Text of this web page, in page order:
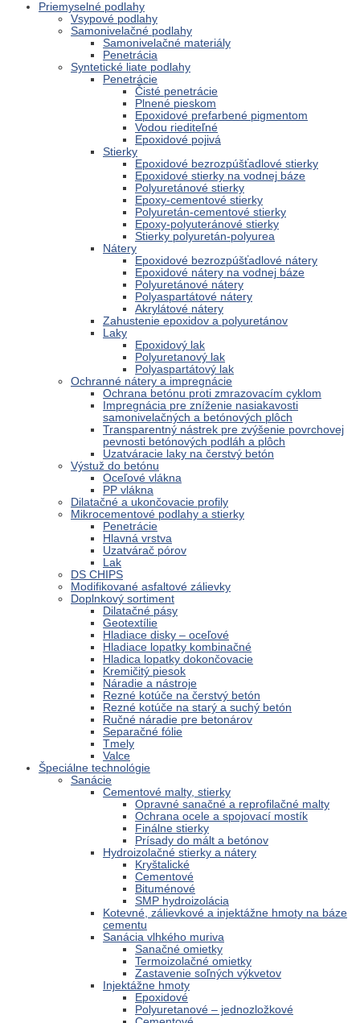
Priemyselné podlahy
Vsypové podlahy
Samonivelačné podlahy
Samonivelačné materiály
Penetrácia
Syntetické liate podlahy
Penetrácie
Čisté penetrácie
Plnené pieskom
Epoxidové prefarbené pigmentom
Vodou riediteľné
Epoxidové pojivá
Stierky
Epoxidové bezrozpúšťadlové stierky
Epoxidové stierky na vodnej báze
Polyuretánové stierky
Epoxy-cementové stierky
Polyuretán-cementové stierky
Epoxy-polyuteránové stierky
Stierky polyuretán-polyurea
Nátery
Epoxidové bezrozpúšťadlové nátery
Epoxidové nátery na vodnej báze
Polyuretánové nátery
Polyaspartátové nátery
Akrylátové nátery
Zahustenie epoxidov a polyuretánov
Laky
Epoxidový lak
Polyuretanový lak
Polyaspartátový lak
Ochranné nátery a impregnácie
Ochrana betónu proti zmrazovacím cyklom
Impregnácia pre zníženie nasiakavosti
samonivelačných a betónových plôch
Transparentný nástrek pre zvýšenie povrchovej
pevnosti betónových podláh a plôch
Uzatváracie laky na čerstvý betón
Výstuž do betónu
Oceľové vlákna
PP vlákna
Dilatačné a ukončovacie profily
Mikrocementové podlahy a stierky
Penetrácie
Hlavná vrstva
Uzatvárač pórov
Lak
DS CHIPS
Modifikované asfaltové zálievky
Doplnkový sortiment
Dilatačné pásy
Geotextílie
Hladiace disky – oceľové
Hladiace lopatky kombinačné
Hladica lopatky dokončovacie
Kremičitý piesok
Náradie a nástroje
Rezné kotúče na čerstvý betón
Rezné kotúče na starý a suchý betón
Ručné náradie pre betonárov
Separačné fólie
Tmely
Valce
Špeciálne technológie
Sanácie
Cementové malty, stierky
Opravné sanačné a reprofilačné malty
Ochrana ocele a spojovací mostík
Finálne stierky
Prísady do mált a betónov
Hydroizolačné stierky a nátery
Kryštalické
Cementové
Bituménové
SMP hydroizolácia
Kotevné, zálievkové a injektážne hmoty na báze
cementu
Sanácia vlhkého muriva
Sanačné omietky
Termoizolačné omietky
Zastavenie soľných výkvetov
Injektážne hmoty
Epoxidové
Polyuretanové – jednozložkové